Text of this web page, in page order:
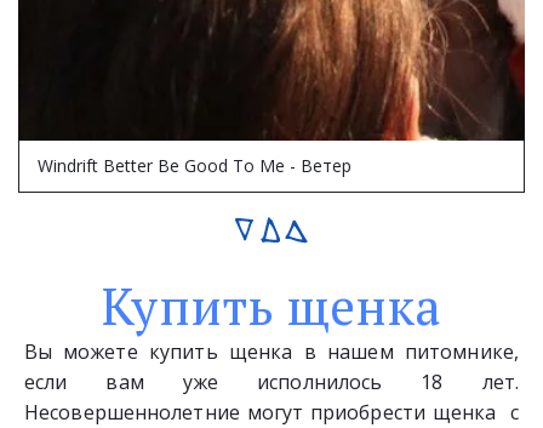
Windrift Better Be Good To Me - Ветер
Купить щенка
Вы можете купить щенка в нашем питомнике,
если вам уже исполнилось 18 лет.
Несовершеннолетние могут приобрести щенка с